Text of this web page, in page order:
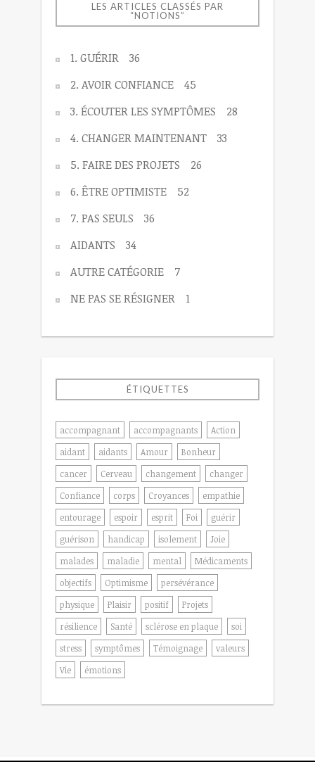
LES ARTICLES CLASSÉS PAR
“NOTIONS”
1. GUÉRIR
36
2. AVOIR CONFIANCE
45
3. ÉCOUTER LES SYMPTÔMES
28
4. CHANGER MAINTENANT
33
5. FAIRE DES PROJETS
26
6. ÊTRE OPTIMISTE
52
7. PAS SEULS
36
AIDANTS
34
AUTRE CATÉGORIE
7
NE PAS SE RÉSIGNER
1
ÉTIQUETTES
accompagnant accompagnants
Action
aidant
aidants Amour
Bonheur
cancer
Cerveau changement
changer
Confiance
corps Croyances
empathie
entourage
espoir esprit Foi
guérir
guérison
handicap isolement
Joie
malades
maladie mental
Médicaments
objectifs
Optimisme
persévérance
physique
Plaisir positif
Projets
résilience
Santé sclérose en plaque
soi
stress
symptômes Témoignage
valeurs
Vie
émotions